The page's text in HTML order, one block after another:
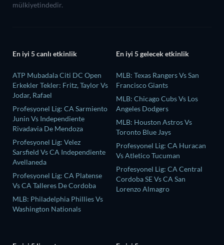
mülkiyetindedir.
En iyi 5 canlı etkinlik
ATP Mubadala Citi DC Open
Erkekler Tekler: Fritz, Taylor Vs
Jodar, Rafael
Profesyonel Lig: CA Sarmiento
Junin Vs Independiente
Rivadavia De Mendoza
Profesyonel Lig: Velez
Sarsfield Vs CA Independiente
Avellaneda
Profesyonel Lig: CA Platense
Vs CA Talleres De Cordoba
MLB: Philadelphia Phillies Vs
Washington Nationals
En iyi 5 gelecek etkinlik
MLB: Texas Rangers Vs San
Francisco Giants
MLB: Chicago Cubs Vs Los
Angeles Dodgers
MLB: Houston Astros Vs
Toronto Blue Jays
Profesyonel Lig: CA Huracan
Vs Atletico Tucuman
Profesyonel Lig: CA Central
Cordoba SE Vs CA San
Lorenzo Almagro